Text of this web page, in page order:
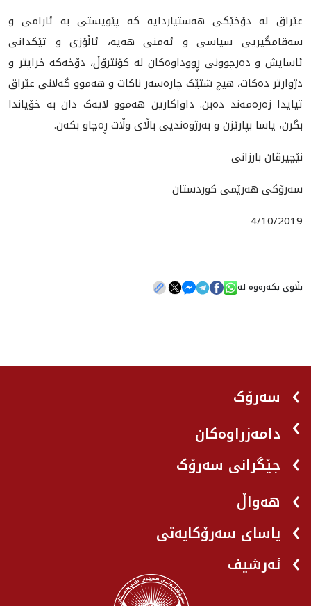
عێراق لە دۆخێکى هه‌ستياردایە کە پێویستى بە ئارامى و
سەقامگیریى سیاسى و ئەمنى هەیە، ئاڵۆزى و تێکدانى
ئاسایش و ده‌رچوونى ڕووداوه‌كان له‌ كۆنترۆڵ، دۆخەکە خراپتر و
دژوارتر دەکات، هیچ شتێک چارەسەر ناکات و هەموو گەلانى عێراق
تیایدا زەرەمەند دەبن. داواکارین هەموو لایەک دان بە خۆیاندا
بگرن، یاسا بپارێزن و به‌رژوه‌نديى باڵاى وڵات ڕه‌چاو بكه‌ن.
نێچیرڤان بارزانى
سەرۆکى هەرێمى کوردستان
4/10/2019
بڵاوی بکەرەوە لە
سەرۆک
دامەزراوەکان
جێگرانی سه‌رۆک
هه‌واڵ
یاسای سەرۆکایەتی
ئەرشیف